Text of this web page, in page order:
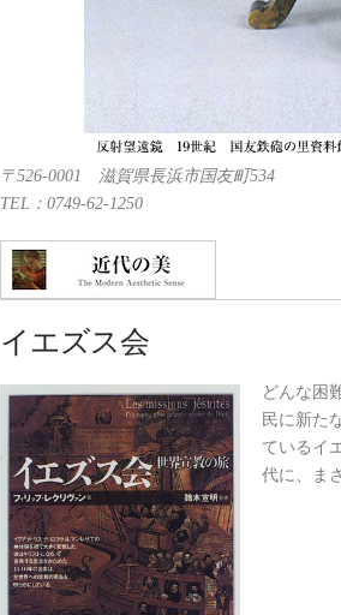
〒526-0001 滋賀県長浜市国友町534
TEL：0749-62-1250
イエズス会
どんな困
民に新た
ているイ
代に、ま